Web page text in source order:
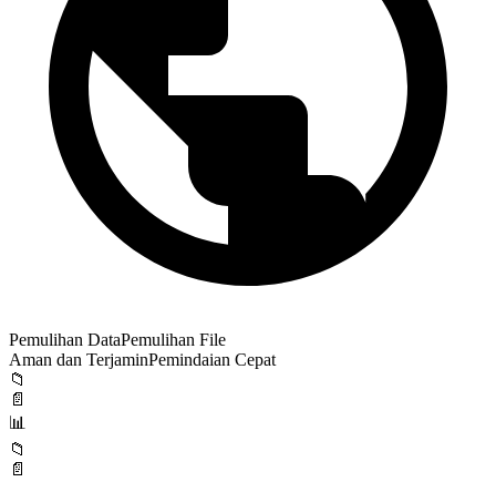
Pemulihan DataPemulihan File
Aman dan TerjaminPemindaian Cepat
📁
📄
📊
📁
📄